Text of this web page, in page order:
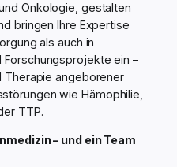
Onkologie, gestalten
bringen Ihre Expertise
als auch in
ein –
Therapie angeborener
wie Hämophilie,
TTP.
– und ein Team